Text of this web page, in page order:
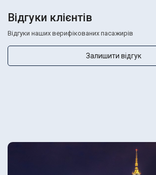
Відгуки клієнтів
Відгуки наших верифікованих пасажирів
Залишити відгук